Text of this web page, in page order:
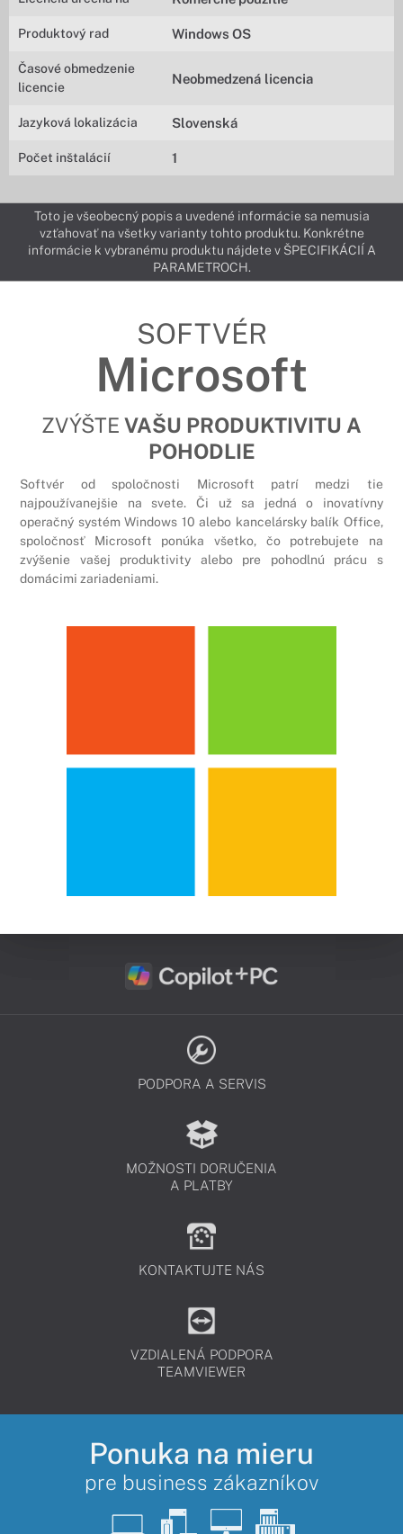
Produktový rad Windows OS
Časové obmedzenie
licencie
Neobmedzená licencia
Jazyková lokalizácia Slovenská
Počet inštalácií 1
Toto je všeobecný popis a uvedené informácie sa nemusia
vzťahovať na všetky varianty tohto produktu. Konkrétne
informácie k vybranému produktu nájdete v ŠPECIFIKÁCIÍ A
PARAMETROCH.
SOFTVÉR
Microsoft
ZVÝŠTE VAŠU PRODUKTIVITU A
POHODLIE
Softvér od spoločnosti Microsoft patrí medzi tie
najpoužívanejšie na svete. Či už sa jedná o inovatívny
operačný systém Windows 10 alebo kancelársky balík Office,
spoločnosť Microsoft ponúka všetko, čo potrebujete na
zvýšenie vašej produktivity alebo pre pohodlnú prácu s
domácimi zariadeniami.
PODPORA A SERVIS
MOŽNOSTI DORUČENIA
A PLATBY
KONTAKTUJTE NÁS
VZDIALENÁ PODPORA
TEAMVIEWER
Ponuka na mieru
pre business zákazníkov